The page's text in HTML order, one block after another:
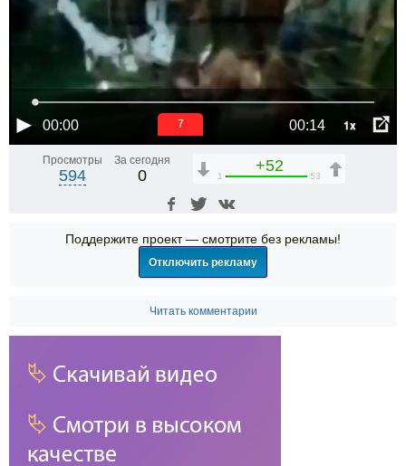
00:00 00:14 1x
7
Просмотры
594
За сегодня
0
+52
1 53
Поддержите проект — смотрите без рекламы!
Отключить рекламу
Читать комментарии